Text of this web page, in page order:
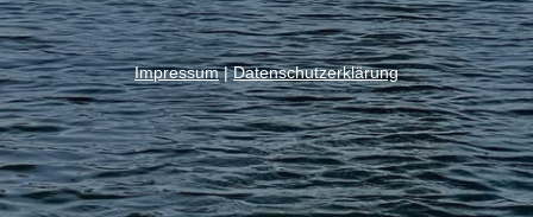
Impressum|Datenschutzerklärung